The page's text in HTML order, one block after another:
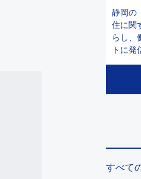
静岡の
住に関
らし、
トに発
すべて